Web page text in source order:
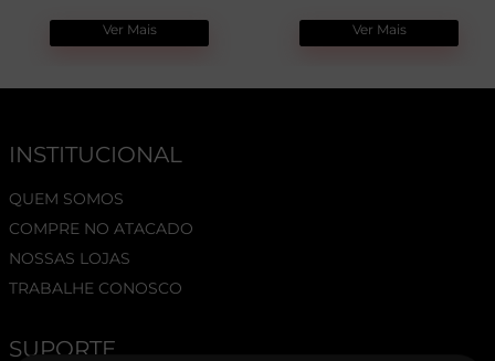
Ver Mais Ver Mais
INSTITUCIONAL
QUEM SOMOS
COMPRE NO ATACADO
NOSSAS LOJAS
TRABALHE CONOSCO
SUPORTE